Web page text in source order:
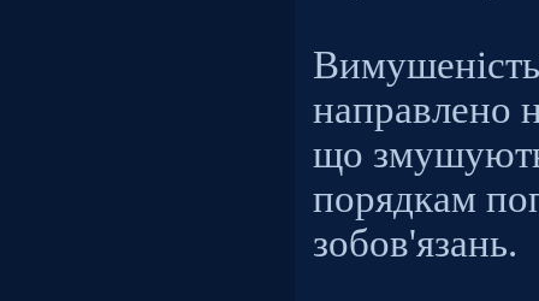
направлено
що
порядкам
зобов'язань.